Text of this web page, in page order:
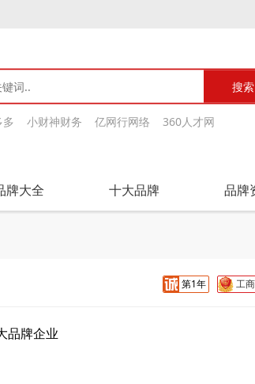
小财神财务 亿网行网络 360人才网
牌大全 十大品牌 品牌
第1年 工
品牌企业